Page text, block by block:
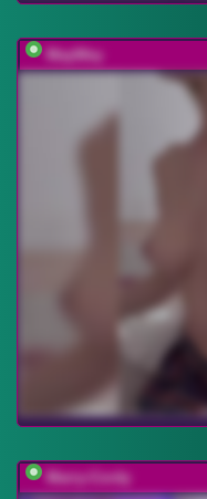
MayWey
Marry-Cordy